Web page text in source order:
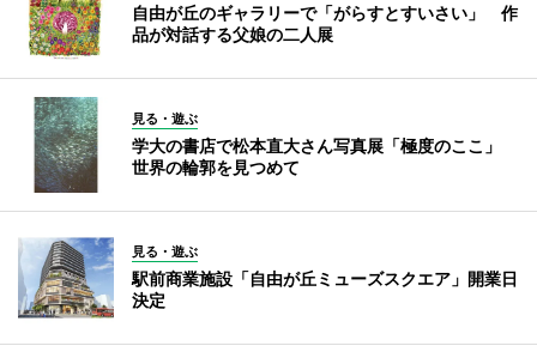
自由が丘のギャラリーで「がらすとすいさい」 作
品が対話する父娘の二人展
見る・遊ぶ
学大の書店で松本直大さん写真展「極度のここ」
世界の輪郭を見つめて
見る・遊ぶ
駅前商業施設「自由が丘ミューズスクエア」開業日
決定